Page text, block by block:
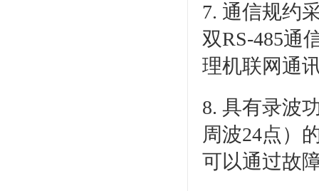
7. 通信规约
双RS-485通
理机联网通
8. 具有录波
周波24点）
可以通过故